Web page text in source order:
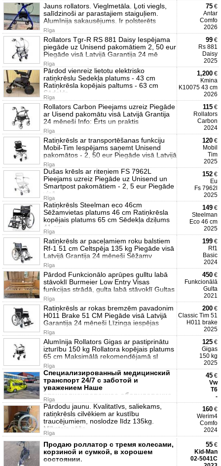
Jauns rollators. Vieglmetāla. Ļoti viegls,
salīdzinoši ar parastajiem staiguļiem.
Alumīnija sakausējums. Ir polsterēts
Rīga
75 €
Antar
Comfo
2026
Rollators Tgr-R RS 881 Daisy Iespējama
piegāde uz Unisend pakomātiem 2, 50 eur
Piegāde visā Latvijā Garantija 24 mē
Rīga
99 €
Rs 881
Daisy
2025
Pārdod vienreiz lietotu elektrisko
ratiņkrēslu Sedekļa platums - 43 cm
Ratiņkrēsla kopējais paltums - 63 cm
Sēdekla
Rīga
1,200 €
Kmina
K10075 43 cm
2026
Rollators Carbon Pieejams uzreiz Piegāde
ar Uisend pakomātu visā Latvijā Grantija
24 mēneši Info: Ērts un praktis
Rīga
115 €
Rollators
Carbon
2024
Ratiņkrēsls ar transportēšanas funkciju
Mobil-Tim Iespējams saņemt Unisend
pakomātos - 2, 50 eur Piegāde visā Latvijā
Rīga
120 €
Mobil
Tim
2025
Dušas krēsls ar riteņiem FS 7962L
Pieejams uzreiz Piegāde uz Unisend un
Smartpost pakomātiem - 2, 5 eur Piegāde
visā
Rīga
152 €
Eu
Fs 7962l
2025
Ratiņkrēsls Steelman eco 46cm
Sēžamvietas platums 46 cm Ratiņkrēsla
kopējais platums 65 cm Sēdekļa dziļums
41 cm
Rīga
149 €
Steelman
Eco 46 cm
2025
Ratiņkrēsls ar paceļamiem roku balstiem
Rf-1 51 cm Celtspēja 135 kg Piegāde visā
Latvijā Grantija 24 mēneši Sēžamv
Rīga
199 €
Rf1
Basic
2024
Pārdod Funkcionālo aprūpes gulltu labā
stāvoklī Burmeier Low Entry Visas
funkcijas strādā, gulta labā stāvoklī Gultas
Rīga
450 €
Funkcionālā
Gulta
2021
Ratiņkrēsls ar rokas bremzēm pavadonim
H011 Brake 51 CM Piegāde visā Latvijā
Garantija 24 mēneši Līzinga iespējas
Rīga
200 €
Classic Tim 51
H011 brake
2025
Alumīnija Rollators Gigas ar pastiprinātu
izturību 150 kg Rollatora kopējais platums
65 cm Maksimālā rekomendējamā sl
Rīga
125 €
Gigas
150 kg
2025
Специализированный медицинский
транспорт 24/7 с заботой и
уважением Наше
специализированное оборудование
и опытная ко
Rīga
45 €
Vw
T6
-
Pārdodu jaunu. Kvalitatīvs, saliekams,
ratiņkrēsls cilvēkiem ar kustību
traucējumiem, noslodze līdz 135kg.
Mīkstais sēža
Rīga
160 €
Werim4
Comfo
2024
Продаю роллатор с тремя колесами,
корзиной и сумкой, в хорошем
состоянии.
55 €
Kid-Man
02-5041C